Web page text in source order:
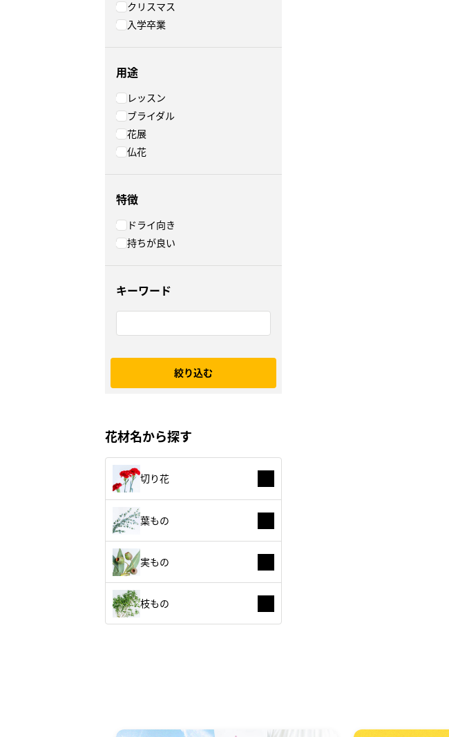
クリスマス
入学卒業
用途
レッスン
ブライダル
花展
仏花
特徴
ドライ向き
持ちが良い
キーワード
絞り込む
花材名から探す
切り花
葉もの
実もの
枝もの